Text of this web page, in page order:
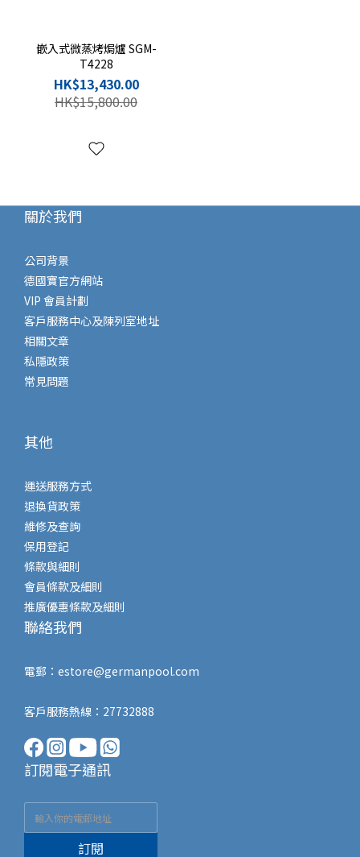
嵌入式微蒸烤焗爐 SGM-
T4228
HK$13,430.00
HK$15,800.00
關於我們
公司背景
德國寶官方網站
VIP 會員計劃
客戶服務中心及陳列室地址
相關文章
私隱政策
常見問題
其他
運送服務方式
退換貨政策
維修及查詢
保用登記
條款與細則
會員條款及細則
推廣優惠條款及細則
聯絡我們
電郵： estore@germanpool.com
客戶服務熱線：27732888
訂閱電子通訊
訂閱